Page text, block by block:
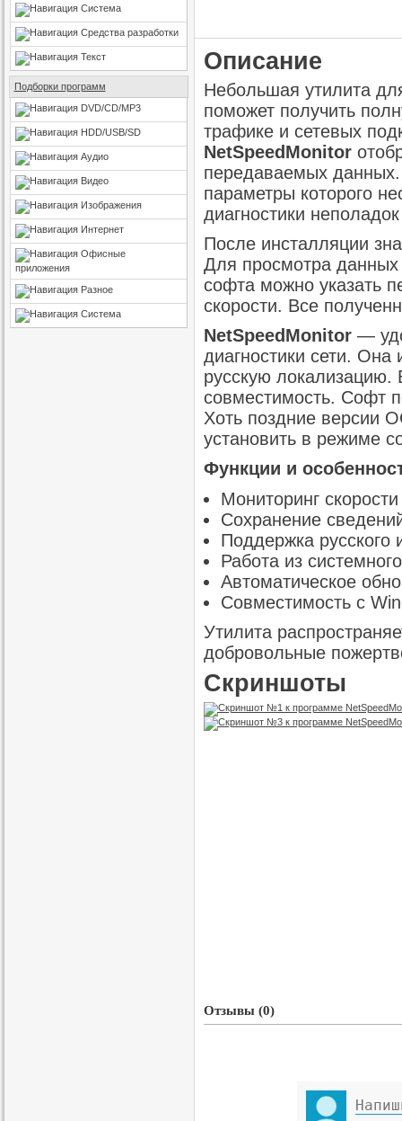
Система
Средства разработки
Текст
Подборки программ
DVD/CD/MP3
HDD/USB/SD
Аудио
Видео
Изображения
Интернет
Офисные
приложения
Разное
Система
Описание
Небольшая утилита
поможет получить
трафике и сетевых
NetSpeedMonitor
передаваемых
параметры которого
диагностики
После инсталляции
Для просмотра данных
софта можно указать
скорости. Все
NetSpeedMonitor—
диагностики сети.
русскую локализацию.
совместимость. Софт
Хоть поздние версии
установить в режиме
Функции и
Мониторинг
Сохранение
Поддержка русского
Работа из
Автоматическое
Совместимость с
Утилита
добровольные
Скриншоты
Отзывы (0)